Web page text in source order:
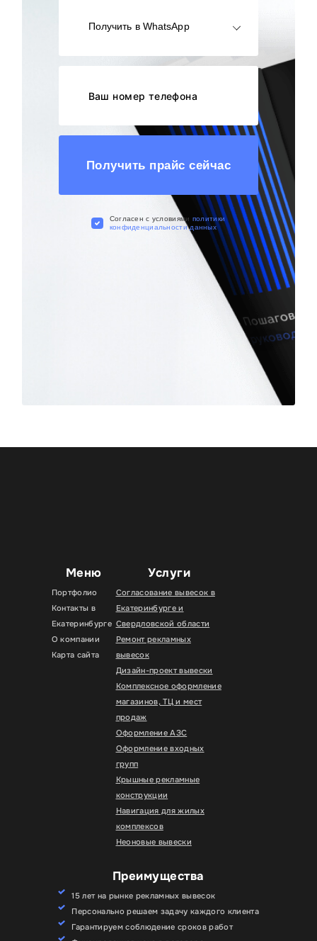
Получить в WhatsApp
Получить прайс сейчас
Cогласен с условиями политики
конфиденциальности данных
Меню
Портфолио
Контакты в
Екатеринбурге
О компании
Карта сайта
Услуги
Согласование вывесок в
Екатеринбурге и
Свердловской области
Ремонт рекламных
вывесок
Дизайн-проект вывески
Комплексное оформление
магазинов, ТЦ и мест
продаж
Оформление АЗС
Оформление входных
групп
Крышные рекламные
конструкции
Навигация для жилых
комплексов
Неоновые вывески
Преимущества
15 лет на рынке рекламных вывесок
Персонально решаем задачу каждого клиента
Гарантируем соблюдение сроков работ